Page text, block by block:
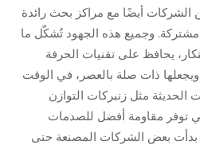
من الشركات أيضًا مع مراكز بحث رائدة
وجميع هذه الجهود تُشكّل ما
يحافظ على تقنيات الحرفة
ويجعلها ذات صلة بالعصر، في الوقت
الحديثة مثل زنبركات التوازن
توفر مقاومة أفضل للصدمات
بدأت بعض الشركات المصنعة حتى